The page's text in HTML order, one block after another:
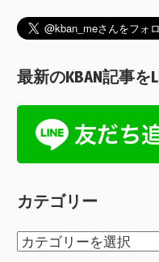
最新のKBAN記事を
カテゴリー
カ